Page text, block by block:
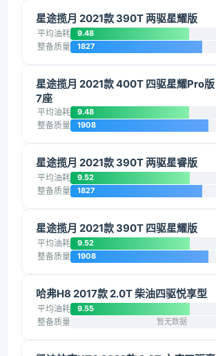
星途揽月 2021款 390T 两驱星耀版
平均油耗 9.48
整备质量 1827
星途揽月 2021款 400T 四驱星耀Pro版
7座
平均油耗 9.48
整备质量 1908
星途揽月 2021款 390T 两驱星睿版
平均油耗 9.52
整备质量 1827
星途揽月 2021款 390T 四驱星耀版
平均油耗 9.52
整备质量 1908
哈弗H8 2017款 2.0T 柴油四驱悦享型
平均油耗 9.55
整备质量 暂无数据